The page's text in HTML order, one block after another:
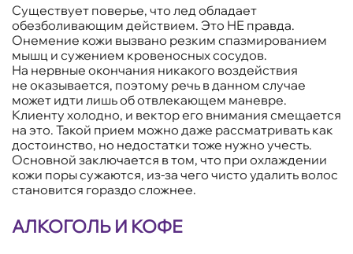
Существует поверье, что лед обладает
обезболивающим действием. Это НЕ правда.
Онемение кожи вызвано резким спазмированием
мышц и сужением кровеносных сосудов.
На нервные окончания никакого воздействия
не оказывается, поэтому речь в данном случае
может идти лишь об отвлекающем маневре.
Клиенту холодно, и вектор его внимания смещается
на это. Такой прием можно даже рассматривать как
достоинство, но недостатки тоже нужно учесть.
Основной заключается в том, что при охлаждении
кожи поры сужаются, из-за чего чисто удалить волос
становится гораздо сложнее.
АЛКОГОЛЬ И КОФЕ